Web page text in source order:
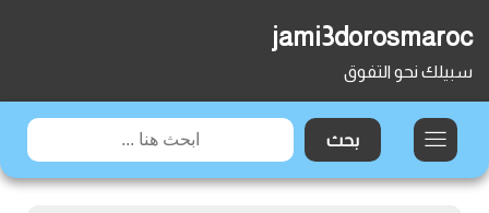
jami3dorosmaroc
سبيلك نحو التفوق